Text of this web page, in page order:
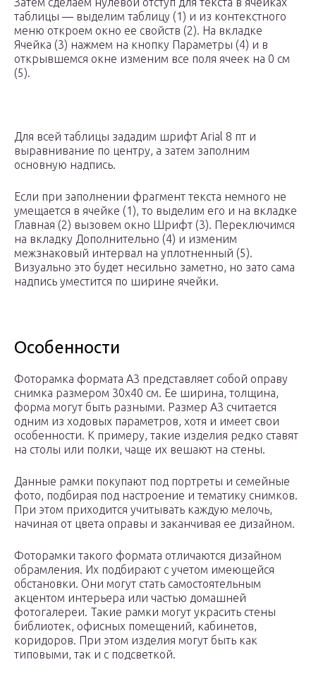
таблицы — выделим таблицу (1) и из контекстного
меню откроем окно ее свойств (2). На вкладке
Ячейка (3) нажмем на кнопку Параметры (4) и в
открывшемся окне изменим все поля ячеек на 0 см
(5).
Для всей таблицы зададим шрифт Arial 8 пт и
выравнивание по центру, а затем заполним
основную надпись.
Если при заполнении фрагмент текста немного не
умещается в ячейке (1), то выделим его и на вкладке
Главная (2) вызовем окно Шрифт (3). Переключимся
на вкладку Дополнительно (4) и изменим
межзнаковый интервал на уплотненный (5).
Визуально это будет несильно заметно, но зато сама
надпись уместится по ширине ячейки.
Особенности
Фоторамка формата А3 представляет собой оправу
снимка размером 30х40 см. Ее ширина, толщина,
форма могут быть разными. Размер А3 считается
одним из ходовых параметров, хотя и имеет свои
особенности. К примеру, такие изделия редко ставят
на столы или полки, чаще их вешают на стены.
Данные рамки покупают под портреты и семейные
фото, подбирая под настроение и тематику снимков.
При этом приходится учитывать каждую мелочь,
начиная от цвета оправы и заканчивая ее дизайном.
Фоторамки такого формата отличаются дизайном
обрамления. Их подбирают с учетом имеющейся
обстановки. Они могут стать самостоятельным
акцентом интерьера или частью домашней
фотогалереи. Такие рамки могут украсить стены
библиотек, офисных помещений, кабинетов,
коридоров. При этом изделия могут быть как
типовыми, так и с подсветкой.